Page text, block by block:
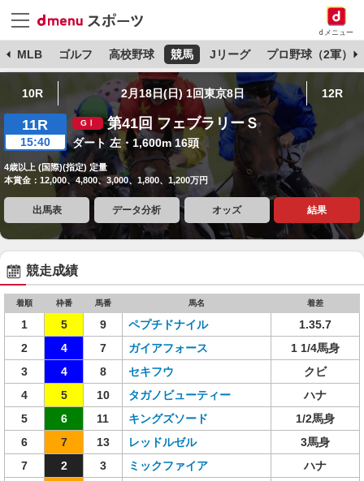
dメニュー
MLB ゴルフ 高校野球 競馬 Jリーグ プロ野球（2軍）
10R 2月18日(日) 1回東京8日 12R
11R
15:40
第41回 フェブラリーＳ
ダート 左・1,600m 16頭
4歳以上 (国際)(指定) 定量
本賞金：12,000、4,800、3,000、1,800、1,200万円
出馬表 データ分析 オッズ 結果
競走成績
着順 枠番 馬番 馬名 着差
1 5 9 ペプチドナイル
1.35.7
2
4 7 ガイアフォース
1 1/4馬身
3
4 8 セキフウ
クビ
4
5 10 タガノビューティー
ハナ
5
6 11 キングズソード
1/2馬身
6
7 13 レッドルゼル
3馬身
7
2 3 ミックファイア
ハナ